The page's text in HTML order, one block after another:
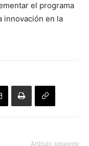
el programa
innovación en la
Artículo siguiente